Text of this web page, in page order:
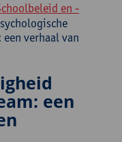
en -
verhaal van
een